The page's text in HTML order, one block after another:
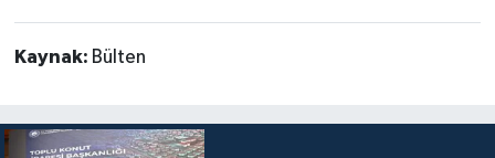
Kaynak: Bülten